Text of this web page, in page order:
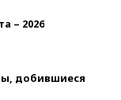
– 2026
добившиеся